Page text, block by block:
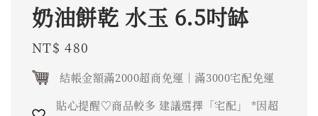
奶油餅乾 水玉 6.5吋缽
Regular
price
NT$ 480
結帳金額滿2000超商免運｜滿3000宅配免運
貼心提醒♡商品較多 建議選擇「宅配」 *因超